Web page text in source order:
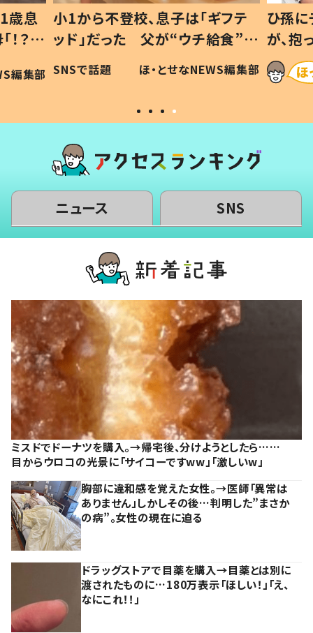
歳息
？」
編集部
小1から不登校、息子は「ギフテ
ッド」だった 父が“ウチ給食”を
作り続ける理由とは #令和の親
#令和の子
SNSで話題 ほ・とせなNEWS編集部
ひ孫
が、
「涙が
い」
ニュース SNS
ミスドでドーナツを購入。→帰宅後、分けようとしたら……
目からウロコの光景に「サイコーですww」「激しいw」
胸部に違和感を覚えた女性。→医師「異常は
ありません」しかしその後…判明した”まさか
の病”。女性の現在に迫る
ドラッグストアで目薬を購入→目薬とは別に
渡されたものに…180万表示「ほしい！」「え、
なにこれ！！」